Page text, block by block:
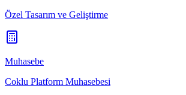
Özel Tasarım ve Geliştirme
Muhasebe
Coklu Platform Muhasebesi